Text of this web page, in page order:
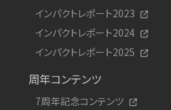
インパクトレポート2023
インパクトレポート2024
インパクトレポート2025
周年コンテンツ
7周年記念コンテンツ